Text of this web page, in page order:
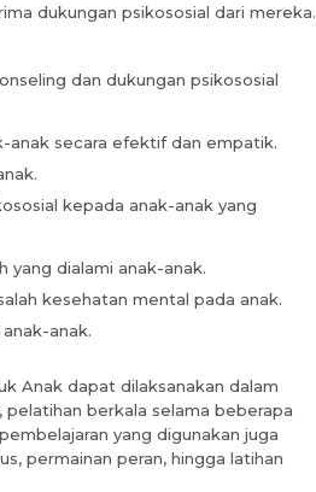
dukungan psikososial dari mereka.
dan dukungan psikososial
anak secara efektif dan empatik.
kepada anak-anak yang
yang dialami anak-anak.
kesehatan mental pada anak.
anak.
Anak dapat dilaksanakan dalam
berkala selama beberapa
yang digunakan juga
permainan peran, hingga latihan